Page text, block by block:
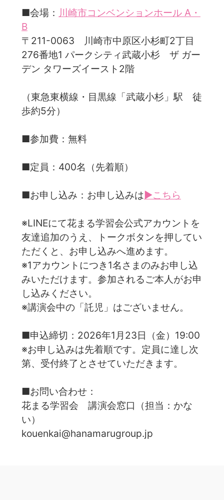
■会場： 川崎市コンベンションホール A・
B
〒211-0063 川崎市中原区小杉町2丁目
276番地1 パークシティ武蔵小杉 ザ ガー
デン タワーズイースト2階
（東急東横線・目黒線「武蔵小杉」駅 徒
歩約5分）
■参加費：無料
■定員：400名（先着順）
■お申し込み：お申し込みは▶こちら
※LINEにて花まる学習会公式アカウントを
友達追加のうえ、トークボタンを押してい
ただくと、お申し込みへ進めます。
※1アカウントにつき1名さまのみお申し込
みいただけます。参加されるご本人がお申
し込みください。
※講演会中の「託児」はございません。
■申込締切：2026年1月23日（金）19:00
※お申し込みは先着順です。定員に達し次
第、受付終了とさせていただきます。
■お問い合わせ：
花まる学習会 講演会窓口（担当：かな
い）
kouenkai@hanamarugroup.jp